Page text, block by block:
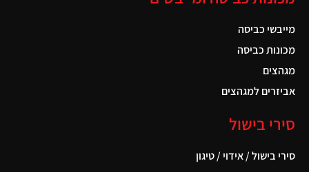
מייבשי כביסה
מכונות כביסה
מגהצים
אביזרים למגהצים
סירי בישול
סירי בישול / אידוי / טיגון